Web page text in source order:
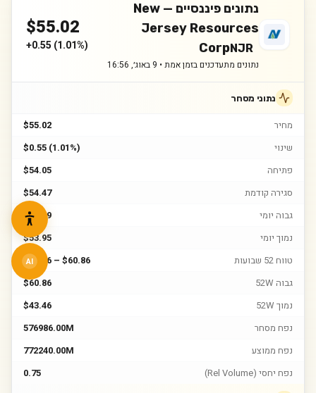
נתונים פיננסיים — New
Jersey Resources
CorpNJR
נתונים מתעדכנים בזמן אמת • 9 באוג׳, 16:56
$55.02
+0.55 (1.01%)
נתוני מסחר
מחיר
$55.02
שינוי
$0.55 (1.01%)
פתיחה
$54.05
סגירה קודמת
$54.47
גבוה יומי
$55.19
נמוך יומי
$53.95
טווח 52 שבועות
$43.46 – $60.86
גבוה 52W
$60.86
נמוך 52W
$43.46
נפח מסחר
576986.00M
נפח ממוצע
772240.00M
נפח יחסי (Rel Volume)
0.75
AI